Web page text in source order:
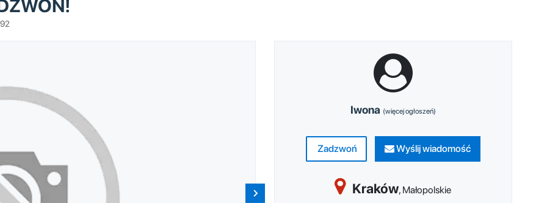
Iwona (więcej ogłoszeń)
Zadzwoń Wyślij wiadomość
Kraków, Małopolskie